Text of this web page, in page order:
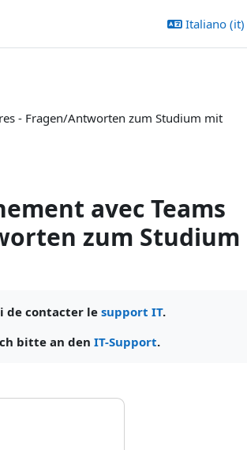
Italiano ‎(it)‎
- Fragen/Antworten zum Studium mit
avec Teams
zum Studium
de contacter le support IT.
bitte an den IT-Support.